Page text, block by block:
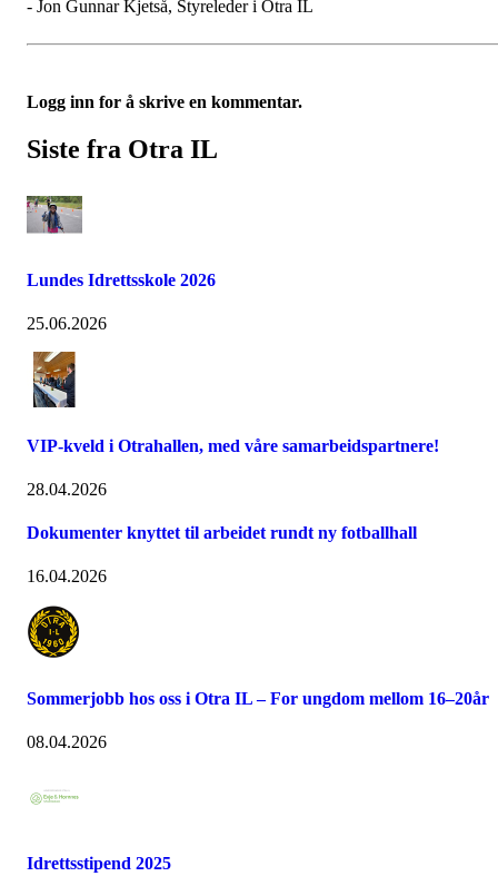
- Jon Gunnar Kjetså, Styreleder i Otra IL
Logg inn for å skrive en kommentar.
Siste fra Otra IL
Lundes Idrettsskole 2026
25.06.2026
VIP-kveld i Otrahallen, med våre samarbeidspartnere!
28.04.2026
Dokumenter knyttet til arbeidet rundt ny fotballhall
16.04.2026
Sommerjobb hos oss i Otra IL – For ungdom mellom 16–20år
08.04.2026
Idrettsstipend 2025